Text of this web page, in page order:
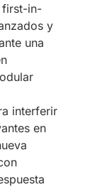
first-in-
y
una
interferir
en